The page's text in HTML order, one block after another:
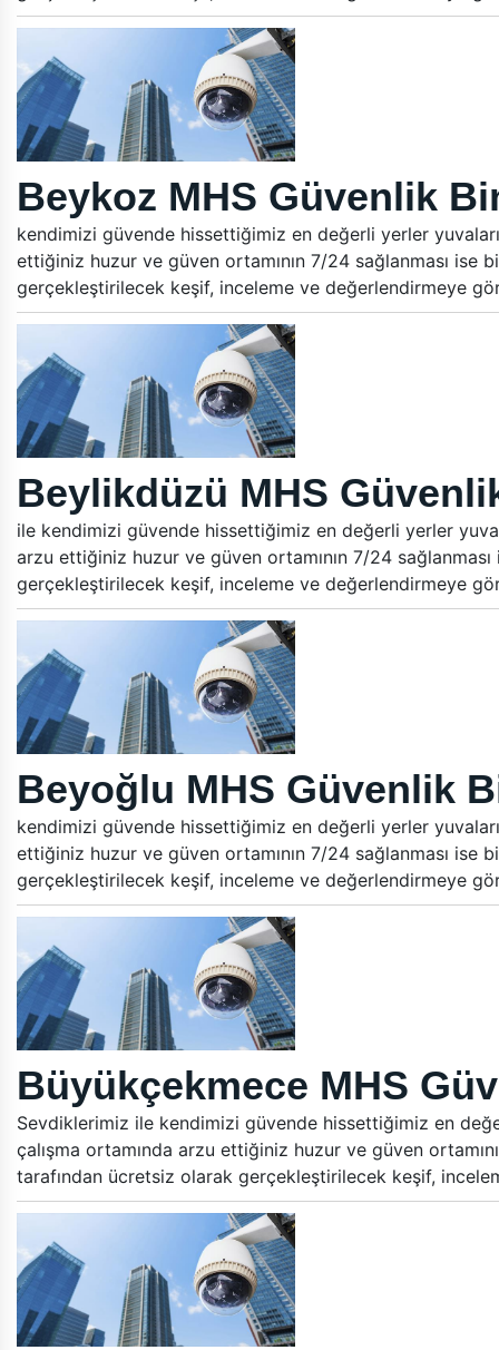
Beykoz MHS Güvenlik
kendimizi güvende hissettiğimiz en değerli yerler
ettiğiniz huzur ve güven ortamının 7/24 sağlanması
gerçekleştirilecek keşif, inceleme ve değerlendirmeye
Beylikdüzü MHS
ile kendimizi güvende hissettiğimiz en değerli yerler
arzu ettiğiniz huzur ve güven ortamının 7/24
gerçekleştirilecek keşif, inceleme ve değerlendirmeye
Beyoğlu MHS Güvenlik
kendimizi güvende hissettiğimiz en değerli yerler
ettiğiniz huzur ve güven ortamının 7/24 sağlanması
gerçekleştirilecek keşif, inceleme ve değerlendirmeye
Büyükçekmece MHS
Sevdiklerimiz ile kendimizi güvende hissettiğimiz en
çalışma ortamında arzu ettiğiniz huzur ve güven
tarafından ücretsiz olarak gerçekleştirilecek keşif,